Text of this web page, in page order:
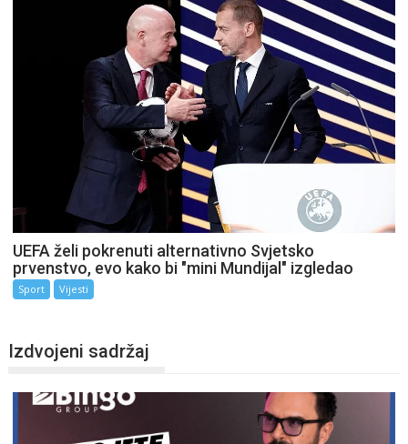
UEFA želi pokrenuti alternativno Svjetsko
prvenstvo, evo kako bi "mini Mundijal" izgledao
Sport Vijesti
Izdvojeni sadržaj